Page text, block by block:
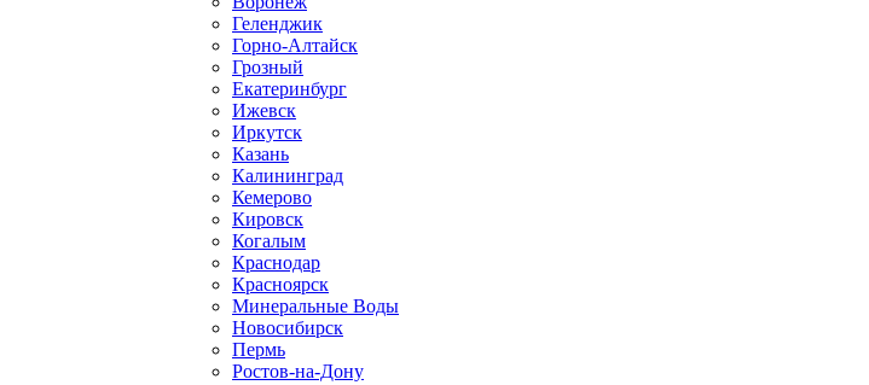
Геленджик
Горно-Алтайск
Грозный
Екатеринбург
Ижевск
Иркутск
Казань
Калининград
Кемерово
Кировск
Когалым
Краснодар
Красноярск
Минеральные Воды
Новосибирск
Пермь
Ростов-на-Дону